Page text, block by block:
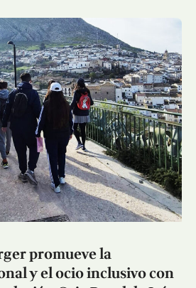
promueve la
y el ocio inclusivo con